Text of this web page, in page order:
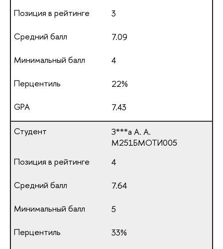
3
7.09
4
22%
7.43
З***а А. А.
М251БМОТИ005
4
7.64
5
33%